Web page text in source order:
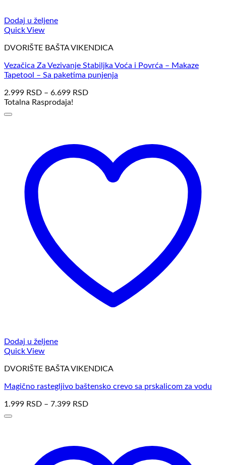
Dodaj u željene
Quick View
DVORIŠTE BAŠTA VIKENDICA
Vezačica Za Vezivanje Stabiljka Voća i Povrća – Makaze
Tapetool – Sa paketima punjenja
2.999 RSD – 6.699 RSD
Totalna Rasprodaja!
Dodaj u željene
Quick View
DVORIŠTE BAŠTA VIKENDICA
Magično rastegljivo baštensko crevo sa prskalicom za vodu
1.999 RSD – 7.399 RSD